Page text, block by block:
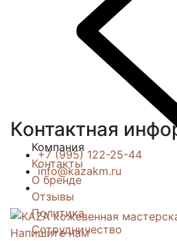
Компания
Контакты
О бренде
Отзывы
Политика
Сотрудничество
Контактная
+7 (995) 122-25-44
info@kazakm.ru
Напишите нам